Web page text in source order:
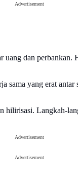
Advertisement
dan
yang erat
Langkah-
Advertisement
Advertisement